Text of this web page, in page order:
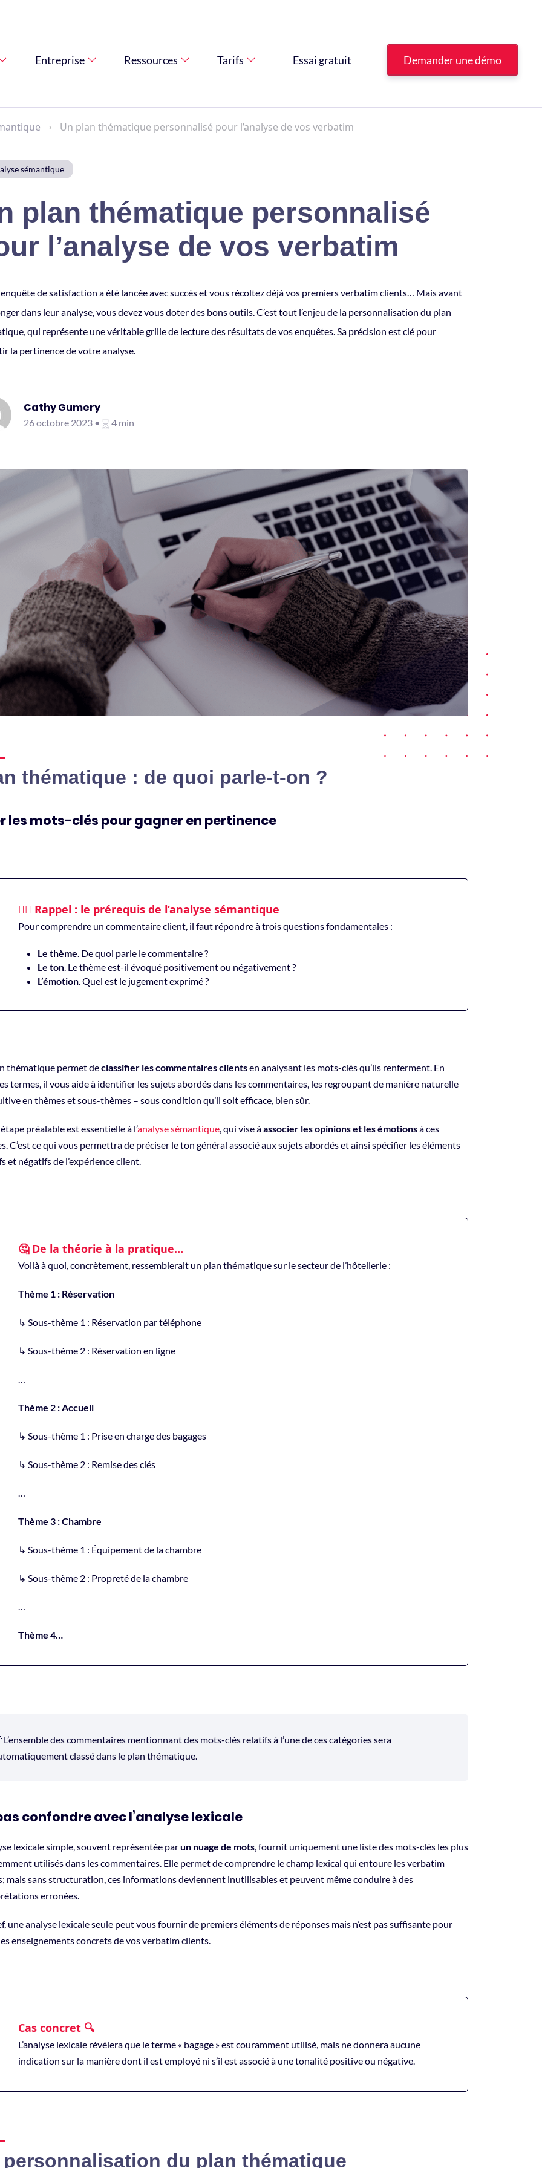
Entreprise Ressources Tarifs Essai gratuit Demander une démo
Un plan thématique personnalisé pour l’analyse de vos verbatim
sémantique
plan thématique personnalisé
l’analyse de vos verbatim
de satisfaction a été lancée avec succès et vous récoltez déjà vos premiers verbatim clients… Mais avant
dans leur analyse, vous devez vous doter des bons outils. C’est tout l’enjeu de la personnalisation du plan
qui représente une véritable grille de lecture des résultats de vos enquêtes. Sa précision est clé pour
la pertinence de votre analyse.
Cathy Gumery
26 octobre 2023 • 4 min
thématique : de quoi parle-t-on ?
les mots-clés pour gagner en pertinence
☝🏻 Rappel : le prérequis de l’analyse sémantique
Pour comprendre un commentaire client, il faut répondre à trois questions fondamentales :
Le thème. De quoi parle le commentaire ?
Le ton. Le thème est-il évoqué positivement ou négativement ?
L’émotion. Quel est le jugement exprimé ?
thématique permet declassifier les commentaires clientsen analysant les mots-clés qu’ils renferment. En
termes, il vous aide à identifier les sujets abordés dans les commentaires, les regroupant de manière naturelle
en thèmes et sous-thèmes – sous condition qu’il soit efficace, bien sûr.
préalable est essentielle à l’analyse sémantique, qui vise àassocier les opinions et les émotionsà ces
C’est ce qui vous permettra de préciser le ton général associé aux sujets abordés et ainsi spécifier les éléments
et négatifs de l’expérience client.
🤔 De la théorie à la pratique…
Voilà à quoi, concrètement, ressemblerait un plan thématique sur le secteur de l’hôtellerie :
Thème 1 : Réservation
↳ Sous-thème 1 : Réservation par téléphone
↳ Sous-thème 2 : Réservation en ligne
…
Thème 2 : Accueil
↳ Sous-thème 1 : Prise en charge des bagages
↳ Sous-thème 2 : Remise des clés
…
Thème 3 : Chambre
↳ Sous-thème 1 : Équipement de la chambre
↳ Sous-thème 2 : Propreté de la chambre
…
Thème 4…
L’ensemble des commentaires mentionnant des mots-clés relatifs à l’une de ces catégories sera
classé dans le plan thématique.
confondre avec l’analyse lexicale
lexicale simple, souvent représentée parun nuage de mots, fournit uniquement une liste des mots-clés les plus
utilisés dans les commentaires. Elle permet de comprendre le champ lexical qui entoure les verbatim
mais sans structuration, ces informations deviennent inutilisables et peuvent même conduire à des
erronées.
une analyse lexicale seule peut vous fournir de premiers éléments de réponses mais n’est pas suffisante pour
enseignements concrets de vos verbatim clients.
Cas concret 🔍
L’analyse lexicale révélera que le terme « bagage » est couramment utilisé, mais ne donnera aucune
indication sur la manière dont il est employé ni s’il est associé à une tonalité positive ou négative.
personnalisation du plan thématique